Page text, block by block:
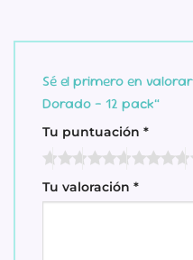
Sé el primero en
Dorado – 12 pack”
Tu puntuación *
Tu valoración *